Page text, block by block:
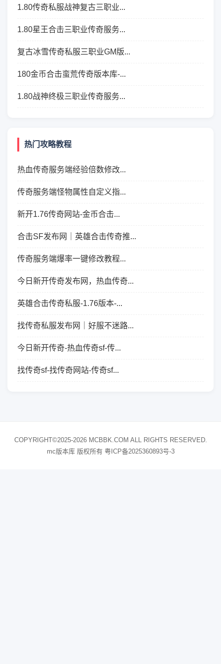
1.80传奇私服战神复古三职业...
1.80星王合击三职业传奇服务...
复古冰雪传奇私服三职业GM版...
180金币合击蛮荒传奇版本库-...
1.80战神终极三职业传奇服务...
热门攻略教程
热血传奇服务端经验倍数修改...
传奇服务端怪物属性自定义指...
新开1.76传奇网站-金币合击...
合击SF发布网｜英雄合击传奇推...
传奇服务端爆率一键修改教程...
今日新开传奇发布网，热血传奇...
英雄合击传奇私服-1.76版本-...
找传奇私服发布网｜好服不迷路...
今日新开传奇-热血传奇sf-传...
找传奇sf-找传奇网站-传奇sf...
COPYRIGHT©2025-2026 MCBBK.COM ALL RIGHTS RESERVED.
mc版本库 版权所有 粤ICP备2025360893号-3